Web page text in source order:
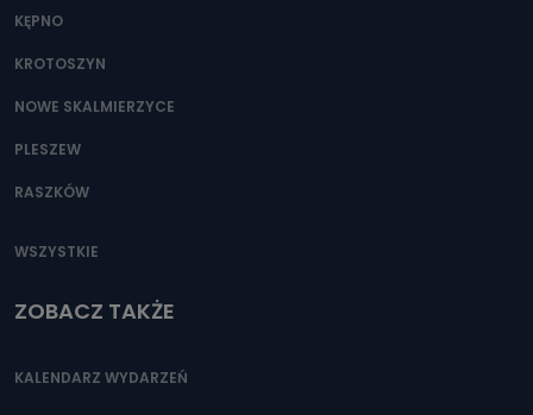
KĘPNO
KROTOSZYN
NOWE SKALMIERZYCE
PLESZEW
RASZKÓW
WSZYSTKIE
ZOBACZ TAKŻE
KALENDARZ WYDARZEŃ